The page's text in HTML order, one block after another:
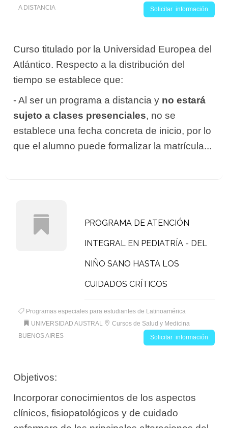
A DISTANCIA
Solicitar información
Curso titulado por la Universidad Europea del
Atlántico. Respecto a la distribución del
tiempo se establece que:
- Al ser un programa a distancia y no estará
sujeto a clases presenciales, no se
establece una fecha concreta de inicio, por lo
que el alumno puede formalizar la matrícula...
PROGRAMA DE ATENCIÓN
INTEGRAL EN PEDIATRÍA - DEL
NIÑO SANO HASTA LOS
CUIDADOS CRÍTICOS
Programas especiales para estudiantes de Latinoamérica
UNIVERSIDAD AUSTRAL
Cursos de Salud y Medicina
BUENOS AIRES
Solicitar información
Objetivos:
Incorporar conocimientos de los aspectos
clínicos, fisiopatológicos y de cuidado